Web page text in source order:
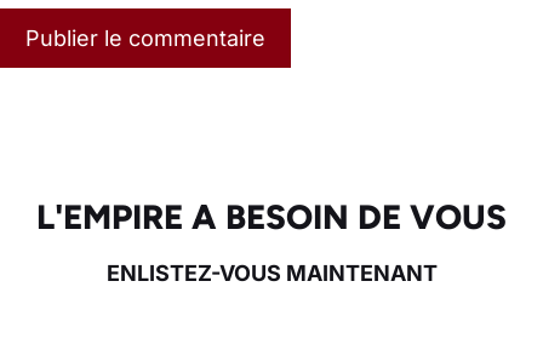
L'EMPIRE A BESOIN DE VOUS
ENLISTEZ-VOUS MAINTENANT